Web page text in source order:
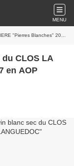
MENU
2017 en AOP LANGUEDOC
CLOS LA
en AOP